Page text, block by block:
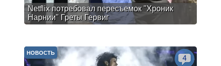
Netflix потребовал пересъемок "Хроник
Нарнии" Греты Гервиг
НОВОСТЬ
4